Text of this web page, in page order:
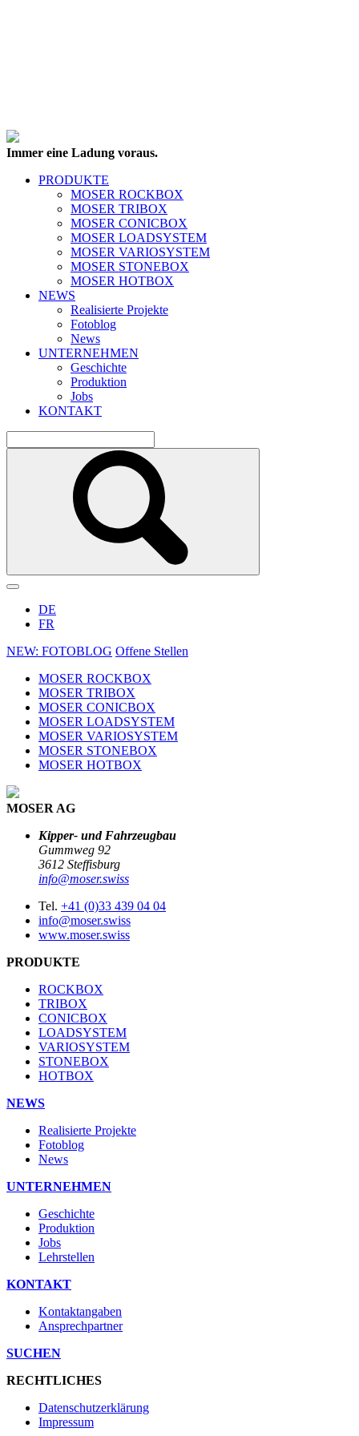
Immer eine Ladung voraus.
PRODUKTE
MOSER ROCKBOX
MOSER TRIBOX
MOSER CONICBOX
MOSER LOADSYSTEM
MOSER VARIOSYSTEM
MOSER STONEBOX
MOSER HOTBOX
NEWS
Realisierte Projekte
Fotoblog
News
UNTERNEHMEN
Geschichte
Produktion
Jobs
KONTAKT
DE
FR
NEW: FOTOBLOG Offene Stellen
MOSER ROCKBOX
MOSER TRIBOX
MOSER CONICBOX
MOSER LOADSYSTEM
MOSER VARIOSYSTEM
MOSER STONEBOX
MOSER HOTBOX
MOSER AG
Kipper- und Fahrzeugbau
Gummweg 92
3612 Steffisburg
info@moser.swiss
Tel. +41 (0)33 439 04 04
info@moser.swiss
www.moser.swiss
PRODUKTE
ROCKBOX
TRIBOX
CONICBOX
LOADSYSTEM
VARIOSYSTEM
STONEBOX
HOTBOX
NEWS
Realisierte Projekte
Fotoblog
News
UNTERNEHMEN
Geschichte
Produktion
Jobs
Lehrstellen
KONTAKT
Kontaktangaben
Ansprechpartner
SUCHEN
RECHTLICHES
Datenschutzerklärung
Impressum